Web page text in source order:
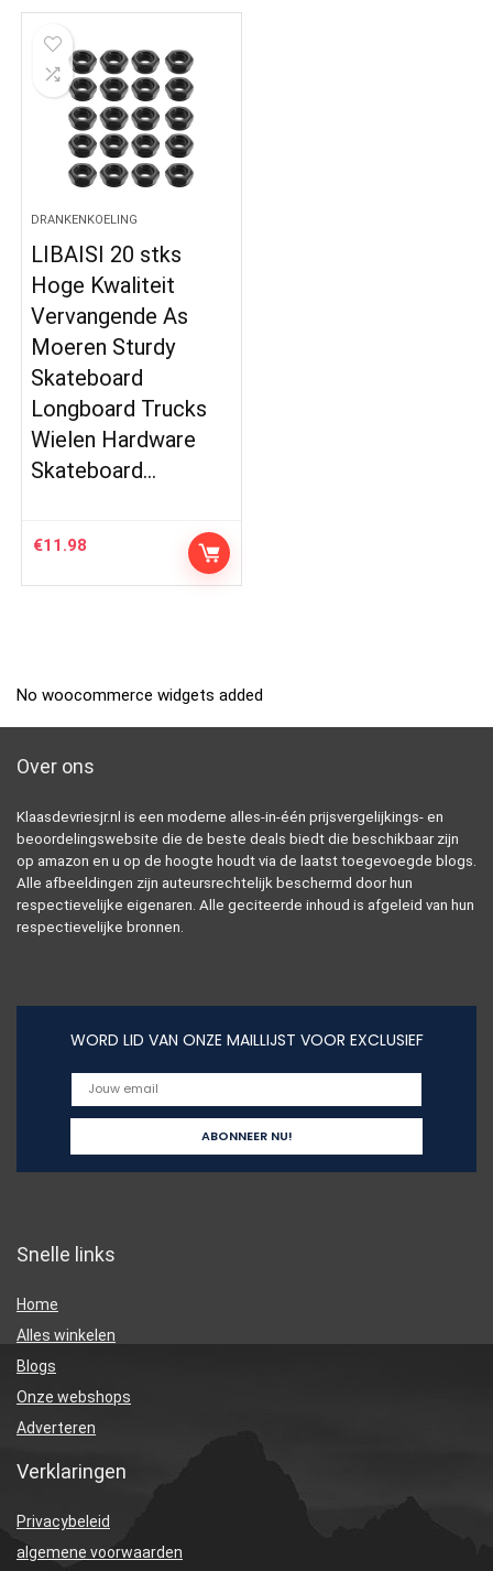
DRANKENKOELING
LIBAISI 20 stks
Hoge Kwaliteit
Vervangende As
Moeren Sturdy
Skateboard
Longboard Trucks
Wielen Hardware
Skateboard…
€11.98
No woocommerce widgets added
Over ons
Klaasdevriesjr.nl is een moderne alles-in-één prijsvergelijkings- en
beoordelingswebsite die de beste deals biedt die beschikbaar zijn
op amazon en u op de hoogte houdt via de laatst toegevoegde blogs.
Alle afbeeldingen zijn auteursrechtelijk beschermd door hun
respectievelijke eigenaren. Alle geciteerde inhoud is afgeleid van hun
respectievelijke bronnen.
WORD LID VAN ONZE MAILLIJST VOOR EXCLUSIEF
Snelle links
Home
Alles winkelen
Blogs
Onze webshops
Adverteren
Verklaringen
Privacybeleid
algemene voorwaarden